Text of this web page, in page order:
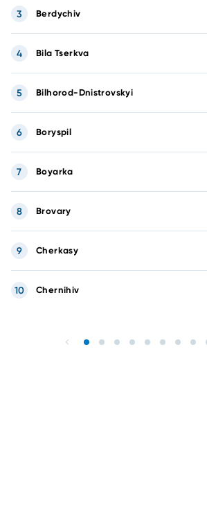
Berdychiv
3
Bila Tserkva
4
Bilhorod-Dnistrovskyi
5
Boryspil
6
Boyarka
7
Brovary
8
Cherkasy
9
Chernihiv
10